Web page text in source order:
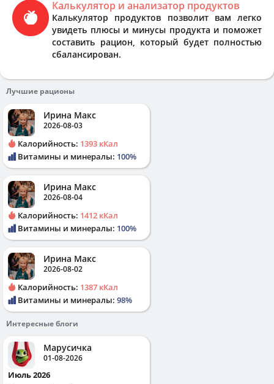
Калькулятор и анализатор продуктов
Калькулятор продуктов позволит вам легко
увидеть плюсы и минусы продукта и поможет
составить рацион, который будет полностью
сбалансирован.
Лучшие рационы
Ирина Макс
2026-08-03
Калорийность: 1393 кКал
Витамины и минералы: 100%
Ирина Макс
2026-08-04
Калорийность: 1412 кКал
Витамины и минералы: 100%
Ирина Макс
2026-08-02
Калорийность: 1387 кКал
Витамины и минералы: 98%
Интересные блоги
Марусичка
01-08-2026
Июль 2026